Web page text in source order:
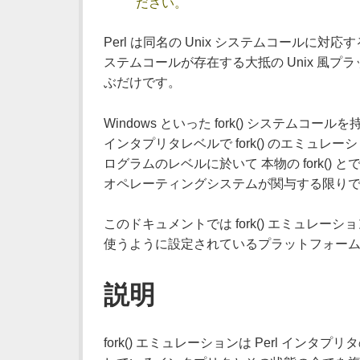
Perl は同名の Unix システムコールに対応
ステムコールが存在する大抵の Unix 風プ
ぶだけです。
Windows といった fork() システムコールを
インタプリタレベルで fork() のエミュレー
ログラムのレベルに於いて 本物の fork() と
オペレーティングシステムが関与する限り
このドキュメントでは fork() エミュレーシ
使うように設定されているプラットフォー
説明
fork() エミュレーションは Perl インタプリ